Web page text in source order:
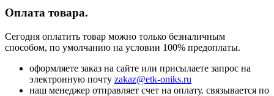
Оплата товара.
Сегодня оплатить товар можно только безналичным
способом, по умолчанию на условии 100% предоплаты.
оформляете заказ на сайте или присылаете запрос на
электронную почту zakaz@etk-oniks.ru
наш менеджер отправляет счет на оплату. связывается по